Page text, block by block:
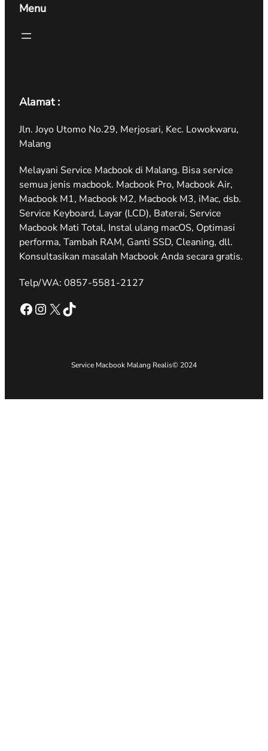
Menu
Alamat :
Jln. Joyo Utomo No.29, Merjosari, Kec. Lowokwaru,
Malang
Melayani Service Macbook di Malang. Bisa service
semua jenis macbook. Macbook Pro, Macbook Air,
Macbook M1, Macbook M2, Macbook M3, iMac, dsb.
Service Keyboard, Layar (LCD), Baterai, Service
Macbook Mati Total, Instal ulang macOS, Optimasi
performa, Tambah RAM, Ganti SSD, Cleaning, dll.
Konsultasikan masalah Macbook Anda secara gratis.
Telp/WA: 0857-5581-2127
Facebook Instagram X TikTok
Service Macbook Malang Realis© 2024